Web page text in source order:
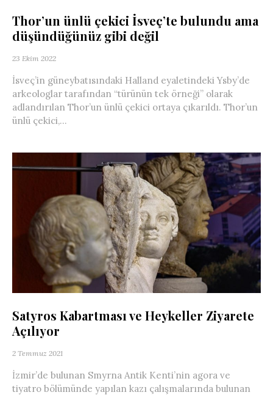
Thor’un ünlü çekici İsveç’te bulundu ama
düşündüğünüz gibi değil
23 Ekim 2022
İsveç’in güneybatısındaki Halland eyaletindeki Ysby’de
arkeologlar tarafından “türünün tek örneği” olarak
adlandırılan Thor’un ünlü çekici ortaya çıkarıldı. Thor’un
ünlü çekici,...
Satyros Kabartması ve Heykeller Ziyarete
Açılıyor
2 Temmuz 2021
İzmir’de bulunan Smyrna Antik Kenti’nin agora ve
tiyatro bölümünde yapılan kazı çalışmalarında bulunan